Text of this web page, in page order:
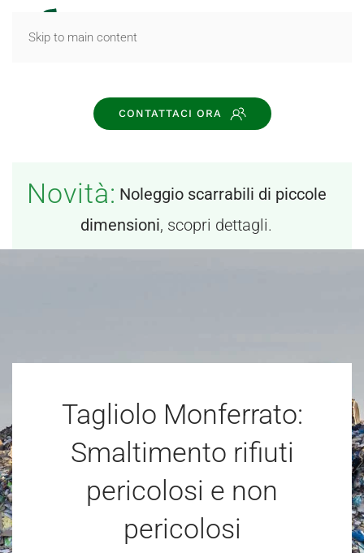
Skip to main content
CONTATTACI ORA
Novità: Noleggio scarrabili di piccole
dimensioni, scopri dettagli.
Tagliolo Monferrato:
Smaltimento rifiuti
pericolosi e non
pericolosi